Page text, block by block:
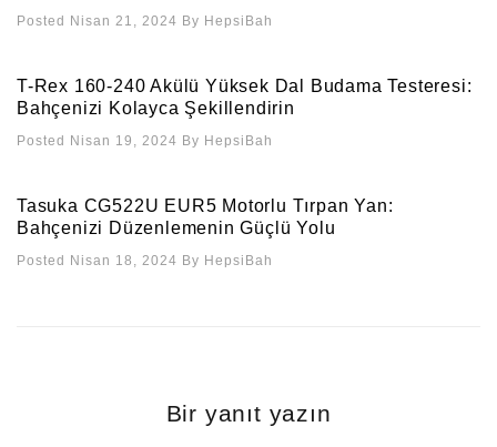
Posted Nisan 21, 2024 By HepsiBah
T-Rex 160-240 Akülü Yüksek Dal Budama Testeresi:
Bahçenizi Kolayca Şekillendirin
Posted Nisan 19, 2024 By HepsiBah
Tasuka CG522U EUR5 Motorlu Tırpan Yan:
Bahçenizi Düzenlemenin Güçlü Yolu
Posted Nisan 18, 2024 By HepsiBah
Bir yanıt yazın